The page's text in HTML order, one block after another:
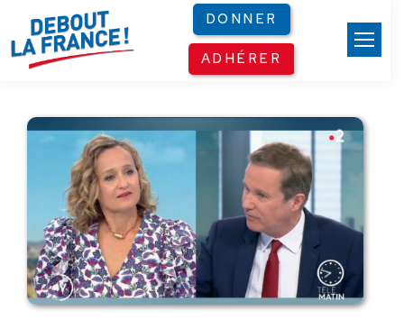
DONNER
ADHÉRER
Panneau de gestion des cookies